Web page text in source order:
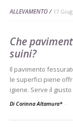
ALLEVAMENTO 17
Che
suini?
Il pavimento
le superfici piene
igiene. Serve il
Di Corinna Altamura* -